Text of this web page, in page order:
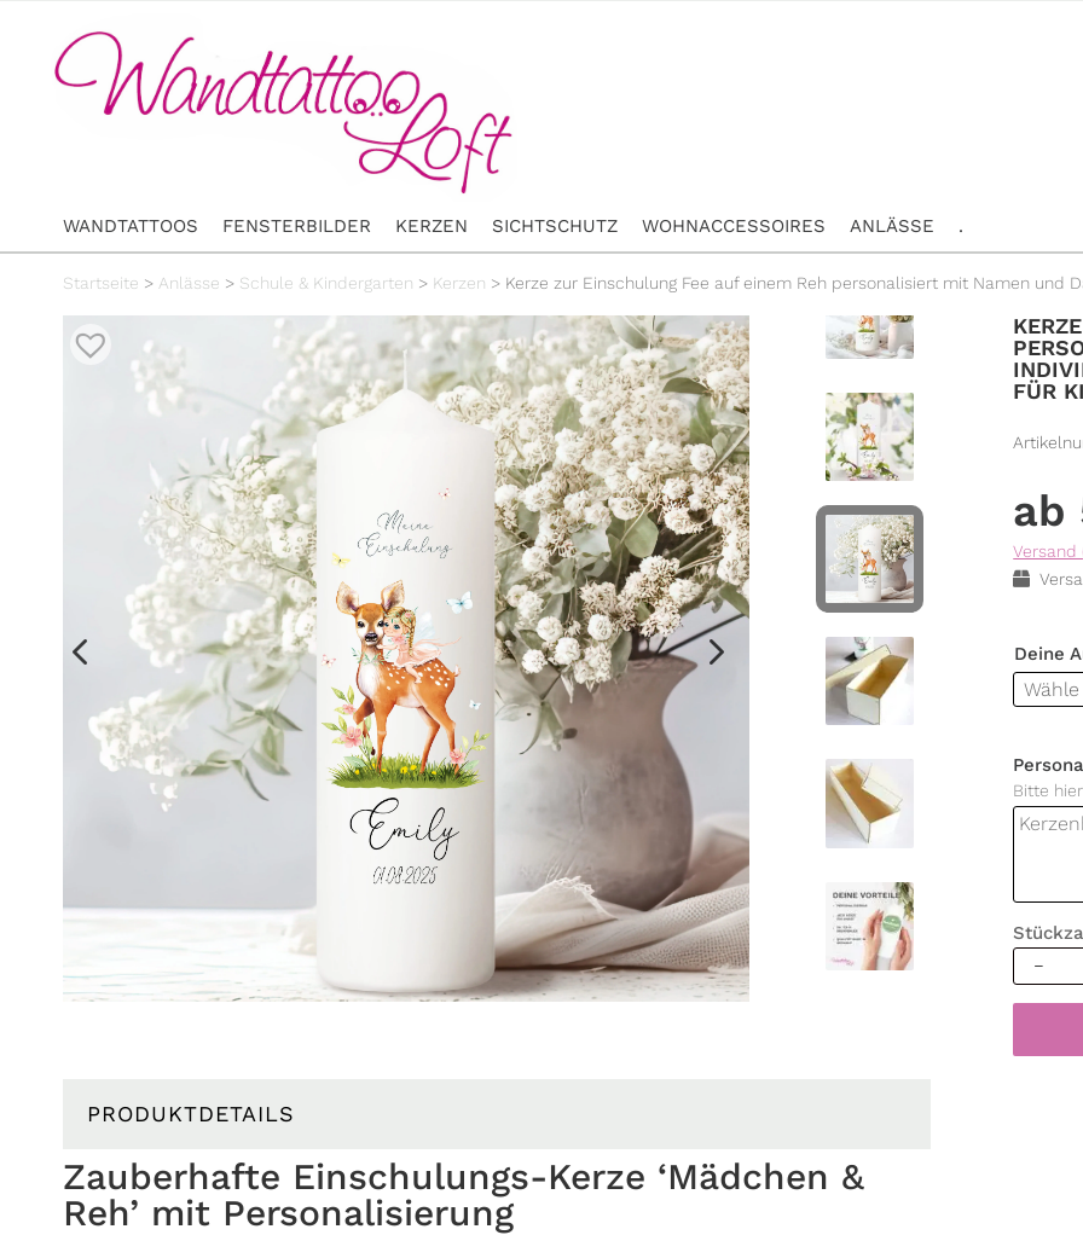
WANDTATTOOS FENSTERBILDER KERZEN SICHTSCHUTZ WOHNACCESSOIRES ANLÄSSE .
Startseite > Anlässe > Schule & Kindergarten > Kerzen > Kerze zur Einschulung Fee auf einem Reh personalisiert mit Namen und
FÜR
Versand
Deine
Bitte
Kerze
zur
PRODUKTDETAILS
Zauberhafte Einschulungs-Kerze ‘Mädchen &
Reh’ mit Personalisierung